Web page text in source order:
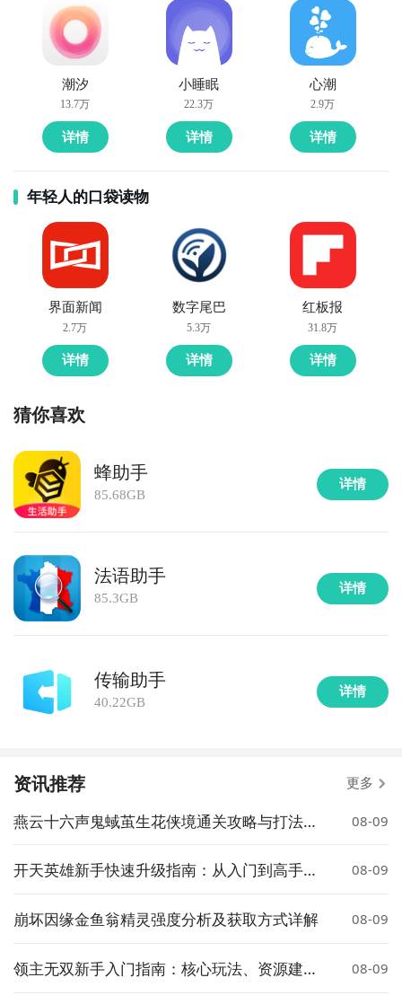
潮汐
13.7万
详情
小睡眠
22.3万
详情
心潮
2.9万
详情
年轻人的口袋读物
界面新闻
2.7万
详情
数字尾巴
5.3万
详情
红板报
31.8万
详情
猜你喜欢
蜂助手
85.68GB
详情
法语助手
85.3GB
详情
传输助手
40.22GB
详情
资讯推荐 更多
燕云十六声鬼蜮茧生花侠境通关攻略与打法详
08-09
开天英雄新手快速升级指南：从入门到高手的
08-09
崩坏因缘金鱼翁精灵强度分析及获取方式详解 08-09
领主无双新手入门指南：核心玩法、资源建设
08-09